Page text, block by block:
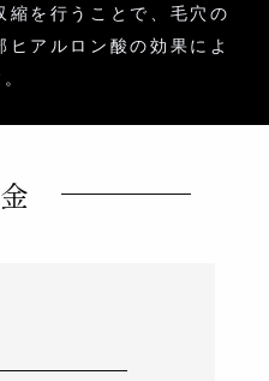
縮を行うことで、毛穴の
アルロン酸の効果によ